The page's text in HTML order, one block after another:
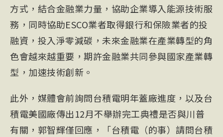
方式，結合金融業力量，協助企業導入能源技術服
務，同時協助ESCO業者取得銀行和保險業者的投
融資，投入淨零減碳，未來金融業在產業轉型的角
色會越來越重要，期許金融業共同參與國家產業轉
型，加速技術創新。
此外，媒體會前詢問台積電明年蓋廠進度，以及台
積電美國廠傳出12月不舉辦完工典禮是否與川普
有關，郭智輝僅回應，「台積電（的事）請問台積